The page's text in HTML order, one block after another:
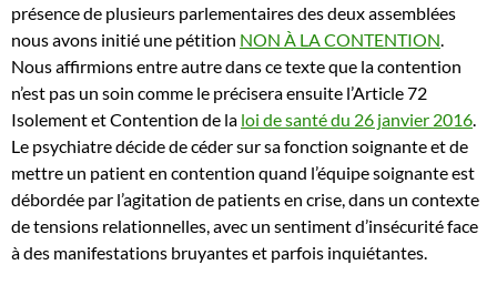
présence de plusieurs parlementaires des deux assemblées
nous avons initié une pétition NON À LA CONTENTION.
Nous affirmions entre autre dans ce texte que la contention
n’est pas un soin comme le précisera ensuite l’Article 72
Isolement et Contention de la loi de santé du 26 janvier 2016.
Le psychiatre décide de céder sur sa fonction soignante et de
mettre un patient en contention quand l’équipe soignante est
débordée par l’agitation de patients en crise, dans un contexte
de tensions relationnelles, avec un sentiment d’insécurité face
à des manifestations bruyantes et parfois inquiétantes.